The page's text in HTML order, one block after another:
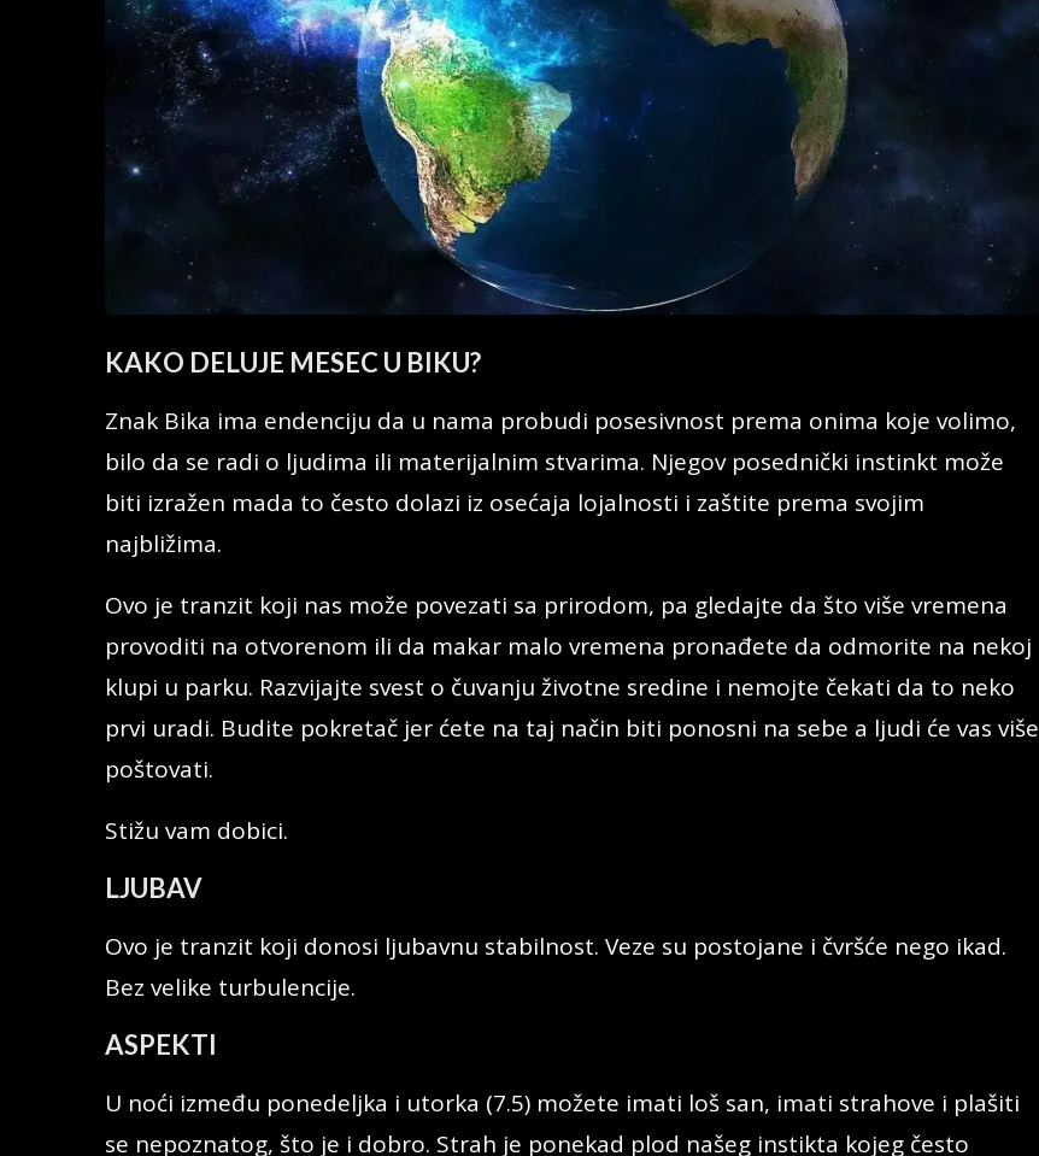
KAKO DELUJE MESEC U BIKU?
Znak Bika ima endenciju da u nama probudi posesivnost prema onima koje volimo,
bilo da se radi o ljudima ili materijalnim stvarima. Njegov posednički instinkt može
biti izražen mada to često dolazi iz osećaja lojalnosti i zaštite prema svojim
najbližima.
Ovo je tranzit koji nas može povezati sa prirodom, pa gledajte da što više vremena
provoditi na otvorenom ili da makar malo vremena pronađete da odmorite na nekoj
klupi u parku. Razvijajte svest o čuvanju životne sredine i nemojte čekati da to neko
prvi uradi. Budite pokretač jer ćete na taj način biti ponosni na sebe a ljudi će vas više
poštovati.
Stižu vam dobici.
LJUBAV
Ovo je tranzit koji donosi ljubavnu stabilnost. Veze su postojane i čvršće nego ikad.
Bez velike turbulencije.
ASPEKTI
U noći između ponedeljka i utorka (7.5) možete imati loš san, imati strahove i plašiti
se nepoznatog, što je i dobro. Strah je ponekad plod našeg instikta kojeg često